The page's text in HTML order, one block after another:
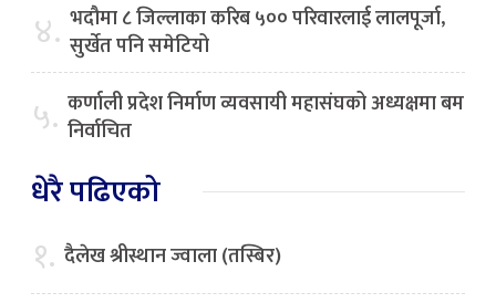
४. भदौमा ८ जिल्लाका करिब ५०० परिवारलाई लालपूर्जा,
सुर्खेत पनि समेटियो
५. कर्णाली प्रदेश निर्माण व्यवसायी महासंघको अध्यक्षमा बम
निर्वाचित
धेरै पढिएको
१. दैलेख श्रीस्थान ज्वाला (तस्बिर)